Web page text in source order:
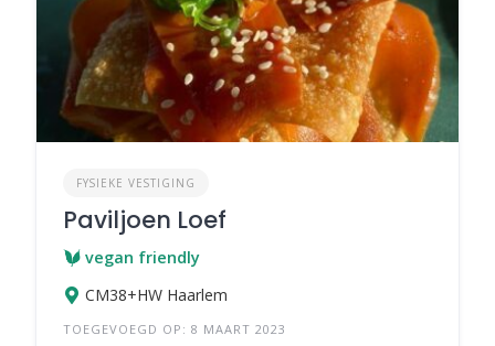
FYSIEKE VESTIGING
Paviljoen Loef
vegan friendly
CM38+HW Haarlem
TOEGEVOEGD OP: 8 MAART 2023